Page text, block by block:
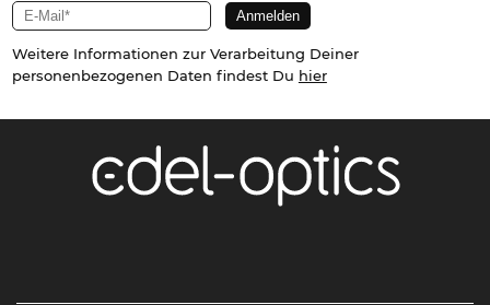
Weitere Informationen zur Verarbeitung Deiner
personenbezogenen Daten findest Du hier